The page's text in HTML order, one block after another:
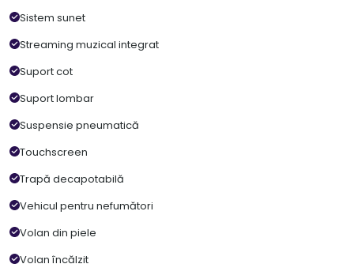
Sistem sunet
Streaming muzical integrat
Suport cot
Suport lombar
Suspensie pneumatică
Touchscreen
Trapă decapotabilă
Vehicul pentru nefumători
Volan din piele
Volan încălzit